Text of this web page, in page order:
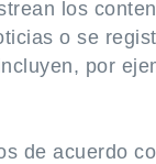
los
o se
por
de acuerdo